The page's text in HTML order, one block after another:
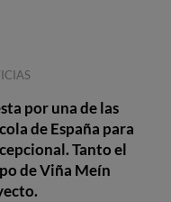
por una de las
de España para
Tanto el
de Viña Meín